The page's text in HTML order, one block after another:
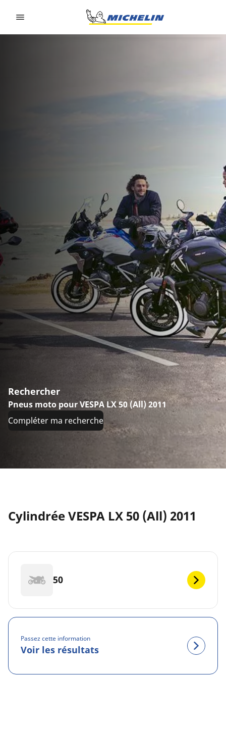
Rechercher
Pneus moto pour VESPA LX 50 (All) 2011
Compléter ma recherche
Cylindrée VESPA LX 50 (All) 2011
50
Passez cette information
Voir les résultats